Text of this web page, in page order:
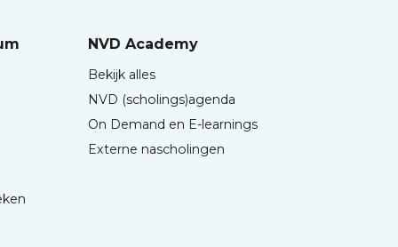
NVD Academy
Bekijk alles
NVD (scholings)agenda
On Demand en E-learnings
Externe nascholingen